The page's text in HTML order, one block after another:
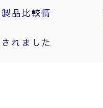
品比較情
れました